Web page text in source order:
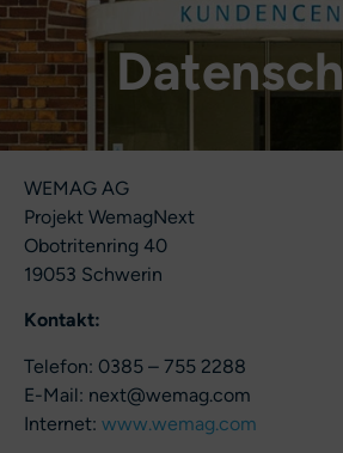
WEMAG AG
Projekt WemagNext
Obotritenring 40
19053 Schwerin
Kontakt:
Telefon: 0385 – 755 2288
E-Mail: next@wemag.com
Internet: www.wemag.com